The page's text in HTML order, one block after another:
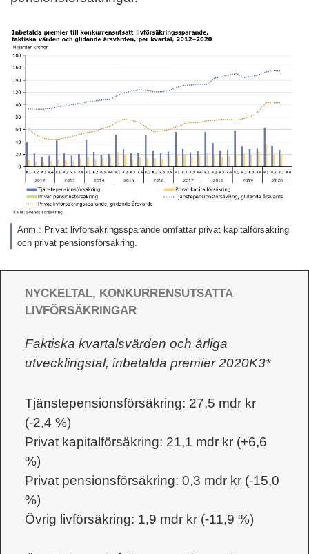
Anm.: Privat livförsäkringssparande omfattar privat kapitalförsäkring
och privat pensionsförsäkring.
NYCKELTAL, KONKURRENSUTSATTA
LIVFÖRSÄKRINGAR
Faktiska kvartalsvärden och årliga
utvecklingstal, inbetalda premier 2020K3*
Tjänstepensionsförsäkring: 27,5 mdr kr
(-2,4 %)
Privat kapitalförsäkring: 21,1 mdr kr (+6,6
%)
Privat pensionsförsäkring: 0,3 mdr kr (-15,0
%)
Övrig livförsäkring: 1,9 mdr kr (-11,9 %)